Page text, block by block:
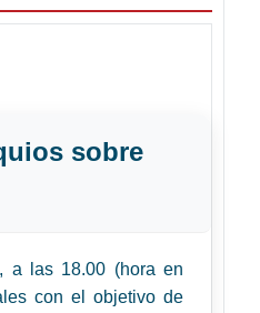
sobre
a las 18.00 (hora en
con el objetivo de